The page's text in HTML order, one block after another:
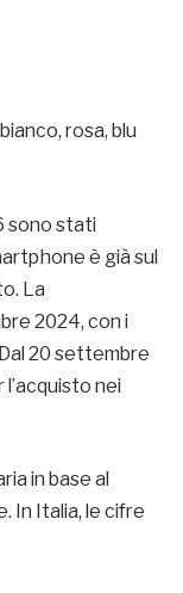
rosa, blu
sono stati
è già sul
La
2024, con i
20 settembre
nei
in base al
In Italia, le cifre